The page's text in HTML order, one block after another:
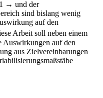
→ und der
sind bislang wenig
auf den
Arbeit soll neben einem
Auswirkungen auf den
aus Zielvereinbarungen